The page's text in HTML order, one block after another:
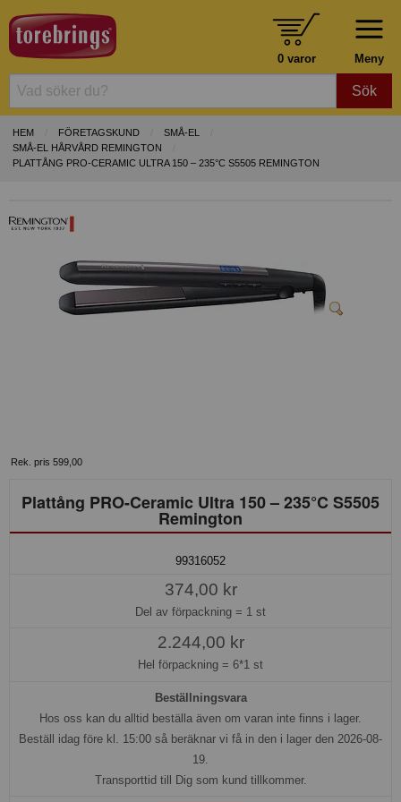
Meny
0 varor
Sök
HEM FÖRETAGSKUND
SMÅ-EL
SMÅ-EL HÅRVÅRD REMINGTON
PLATTÅNG PRO-CERAMIC ULTRA 150 – 235°C S5505 REMINGTON
Rek. pris 599,00
Plattång PRO-Ceramic Ultra 150 – 235°C S5505
Remington
99316052
374,00 kr
Del av förpackning = 1 st
2.244,00 kr
Hel förpackning = 6*1 st
Beställningsvara
Hos oss kan du alltid beställa även om varan inte finns i lager.
Beställ idag före kl. 15:00 så beräknar vi få in den i lager den 2026-08-
19.
Transporttid till Dig som kund tillkommer.